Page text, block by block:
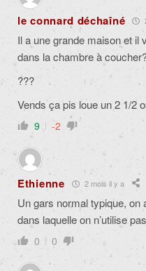
le connard déchaîné
Il a une grande maison et il
dans la chambre à
???
Vends ça pis loue un 2 1/2
9 -2
Ethienne 2 mois il y a
Un gars normal typique, on
dans laquelle on n’utilise
0 0